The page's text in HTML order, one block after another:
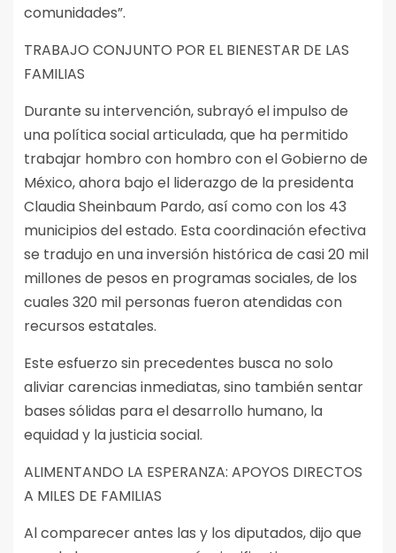
comunidades”.
TRABAJO CONJUNTO POR EL BIENESTAR DE LAS
FAMILIAS
Durante su intervención, subrayó el impulso de
una política social articulada, que ha permitido
trabajar hombro con hombro con el Gobierno de
México, ahora bajo el liderazgo de la presidenta
Claudia Sheinbaum Pardo, así como con los 43
municipios del estado. Esta coordinación efectiva
se tradujo en una inversión histórica de casi 20 mil
millones de pesos en programas sociales, de los
cuales 320 mil personas fueron atendidas con
recursos estatales.
Este esfuerzo sin precedentes busca no solo
aliviar carencias inmediatas, sino también sentar
bases sólidas para el desarrollo humano, la
equidad y la justicia social.
ALIMENTANDO LA ESPERANZA: APOYOS DIRECTOS
A MILES DE FAMILIAS
Al comparecer antes las y los diputados, dijo que